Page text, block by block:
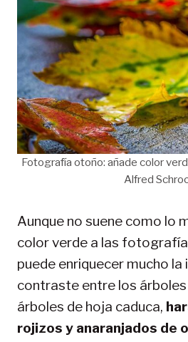
Fotografía otoño: añade color
Alfred
Aunque no suene como lo
color verde a las
puede enriquecer mucho la
contraste entre los
árboles de hoja caduca,
rojizos y anaranjados de